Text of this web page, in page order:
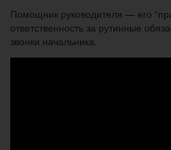
Помощник руководителя — его
ответственность за рутинные
звонки начальника.